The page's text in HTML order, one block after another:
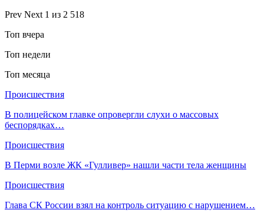
Prev Next 1 из 2 518
Топ вчера
Топ недели
Топ месяца
Происшествия
В полицейском главке опровергли слухи о массовых
беспорядках…
Происшествия
В Перми возле ЖК «Гулливер» нашли части тела женщины
Происшествия
Глава СК России взял на контроль ситуацию с нарушением…